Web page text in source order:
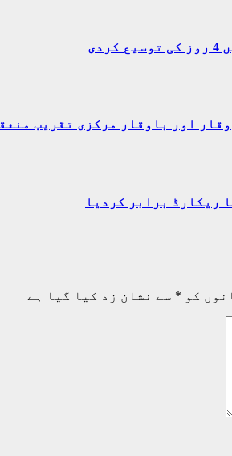
اور باوقار مرکزی تقریب
ریکارڈ برابر کردیا
کو * سے نشان زد کیا گیا ہے